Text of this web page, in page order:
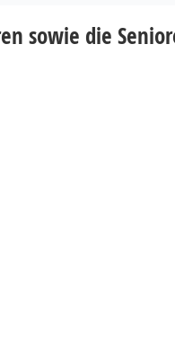
sowie die